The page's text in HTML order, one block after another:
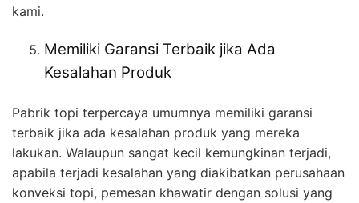
kami.
Memiliki Garansi Terbaik jika Ada
Kesalahan Produk
Pabrik topi terpercaya umumnya memiliki garansi
terbaik jika ada kesalahan produk yang mereka
lakukan. Walaupun sangat kecil kemungkinan terjadi,
apabila terjadi kesalahan yang diakibatkan perusahaan
konveksi topi, pemesan khawatir dengan solusi yang